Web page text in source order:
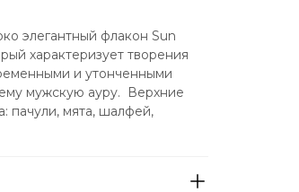
элегантный флакон Sun
характеризует творения
и утонченными
мужскую ауру.  Верхние
пачули, мята, шалфей,